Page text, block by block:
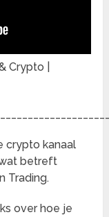
Crypto |
crypto kanaal
betreft
Trading.
over hoe je